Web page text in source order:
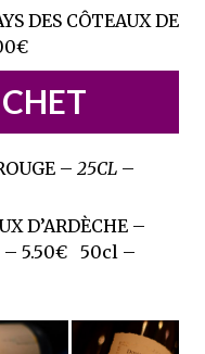
DES CÔTEAUX DE
– 25CL –
D’ARDÈCHE –
– 5.50€ 50cl –